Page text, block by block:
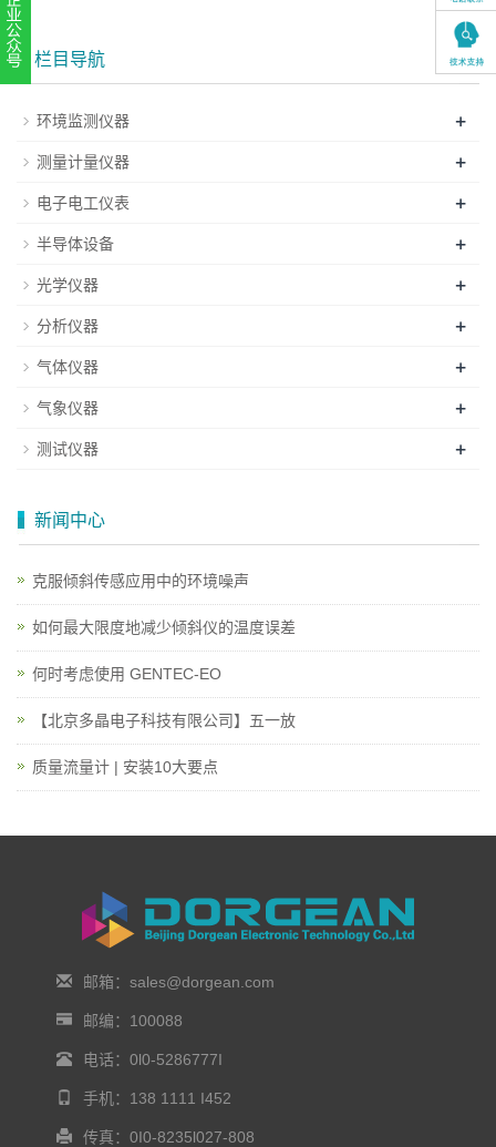
栏目导航
环境监测仪器 +
测量计量仪器 +
电子电工仪表 +
半导体设备 +
光学仪器 +
分析仪器 +
气体仪器 +
气象仪器 +
测试仪器 +
新闻中心
克服倾斜传感应用中的环境噪声
如何最大限度地减少倾斜仪的温度误差
何时考虑使用 GENTEC-EO
【北京多晶电子科技有限公司】五一放
质量流量计 | 安装10大要点
邮箱：sales@dorgean.com
邮编：100088
电话：0l0-5286777I
手机：138 1111 I452
传真：0I0-8235l027-808
扫一扫，关注官方账号
010-52867771